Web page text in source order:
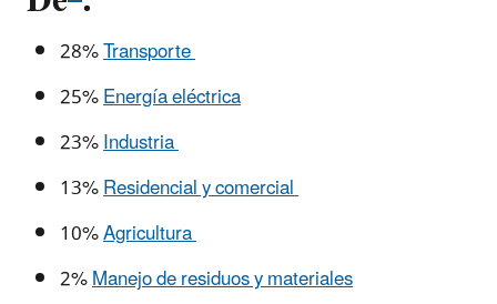
28%Transporte
25%Energía eléctrica
23%Industria
13%Residencial y comercial
10%Agricultura
2%Manejo de residuos y materiales